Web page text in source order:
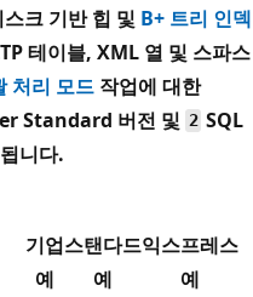
크 기반 힙 및 B+ 트리 인덱
테이블, XML 열 및 스파스
처리 모드 작업에 대한
Standard 버전 및 2 SQL
됩니다.
기업스탠다드익스프레스
예 예
예